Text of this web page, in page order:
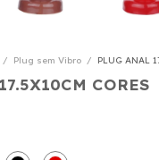
/ Plug sem Vibro / PLUG ANAL
CORES